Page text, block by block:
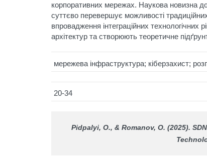
корпоративних мережах. Наукова новизна
суттєво перевершує можливості
впровадження інтеграційних
архітектур та створюють теоретичне
мережева інфраструктура; кіберзахист;
20-34
Pidpalyi, O., & Romanov, O. (2025).